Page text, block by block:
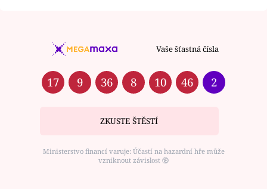
Vaše šťastná čísla
17 9 36 8 10 46 2
ZKUSTE ŠTĚSTÍ
Ministerstvo financí varuje: Účastí na hazardní hře může
vzniknout závislost ⑱